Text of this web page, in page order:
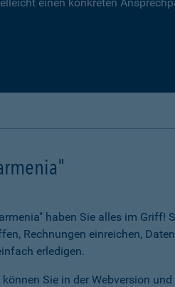
haben Sie alles im Griff!
Rechnungen einreichen,
erledigen.
Sie in der Webversion